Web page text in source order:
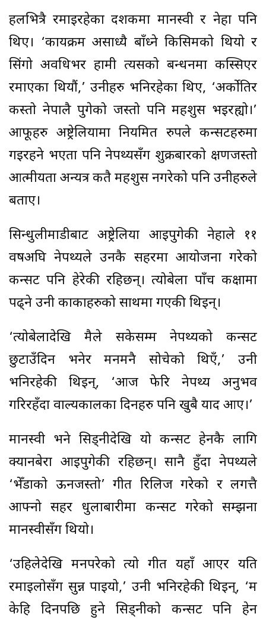
हलभित्रै रमाइरहेका दर्शकमा मानस्वी र नेहा पनि
थिए। ‘कार्यक्रम असाध्यै बाँध्ने किसिमको थियो र
सिंगो अवधिभर हामी त्यसको बन्धनमा कस्सिएर
रमाएका थियौं,’ उनीहरु भनिरहेका थिए, ‘अर्कोतिर
कस्तो नेपालै पुगेको जस्तो पनि महशुस भइरह्यो।’
आफूहरु अष्ट्रेलियामा नियमित रुपले कन्सर्टहरुमा
गइरहने भएता पनि नेपथ्यसँग शुक्रबारको क्षणजस्तो
आत्मीयता अन्यत्र कतै महशुस नगरेको पनि उनीहरुले
बताए।
सिन्धुलीमाडीबाट अष्ट्रेलिया आइपुगेकी नेहाले ११
वर्षअघि नेपथ्यले उनकै सहरमा आयोजना गरेको
कन्सर्ट पनि हेरेकी रहिछन्। त्योबेला पाँच कक्षामा
पढ्ने उनी काकाहरुको साथमा गएकी थिइन्।
‘त्योबेलादेखि मैले सकेसम्म नेपथ्यको कन्सर्ट
छुटाउँदिन भनेर मनमनै सोचेको थिएँ,’ उनी
भनिरहेकी थिइन्, ‘आज फेरि नेपथ्य अनुभव
गरिरहँदा वाल्यकालका दिनहरु पनि खुबै याद आए।’
मानस्वी भने सिड्नीदेखि यो कन्सर्ट हेर्नकै लागि
क्यानबेरा आइपुगेकी रहिछन्। सानै हुँदा नेपथ्यले
‘भेँडाको ऊनजस्तो’ गीत रिलिज गरेको र लगत्तै
आफ्नो सहर धुलाबारीमा कन्सर्ट गरेको सम्झना
मानस्वीसँग थियो।
‘उहिलेदेखि मनपरेको त्यो गीत यहाँ आएर यति
रमाइलोसँग सुन्न पाइयो,’ उनी भनिरहेकी थिइन्, ‘म
केहि दिनपछि हुने सिड्नीको कन्सर्ट पनि हेर्न